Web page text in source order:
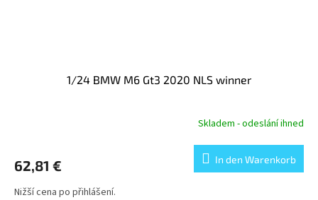
1/24 BMW M6 Gt3 2020 NLS winner
Skladem - odeslání ihned
62,81 € In den Warenkorb
Nižší cena po přihlášení.